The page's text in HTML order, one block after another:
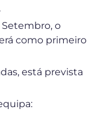
o
como primeiro
está prevista